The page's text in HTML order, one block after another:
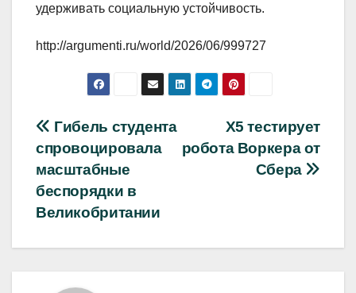
удерживать социальную устойчивость.
http://argumenti.ru/world/2026/06/999727
Навигация
по
записям
X5 тестирует
робота Воркера от
Сбера
Гибель студента
спровоцировала
масштабные
беспорядки в
Великобритании